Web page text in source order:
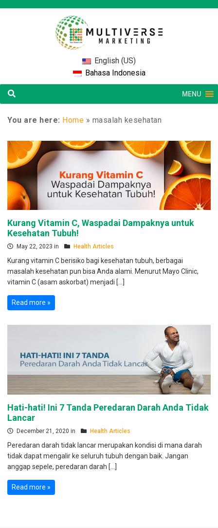
English (US)
Bahasa Indonesia
MENU
You are here: Home » masalah kesehatan
Kurang Vitamin C, Waspadai Dampaknya untuk
Kesehatan Tubuh!
May 22, 2023 in Health Articles
Kurang vitamin C berisiko bagi kesehatan tubuh, berbagai
masalah kesehatan pun bisa Anda alami. Menurut Mayo Clinic,
vitamin C (asam askorbat) menjadi […]
Read more »
Hati-hati! Ini 7 Tanda Peredaran Darah Anda Tidak
Lancar
December 21, 2020 in Health Articles
Peredaran darah tidak lancar merupakan kondisi di mana darah
tidak dapat mengalir ke seluruh tubuh dengan baik. Jangan
anggap sepele, peredaran darah […]
Read more »